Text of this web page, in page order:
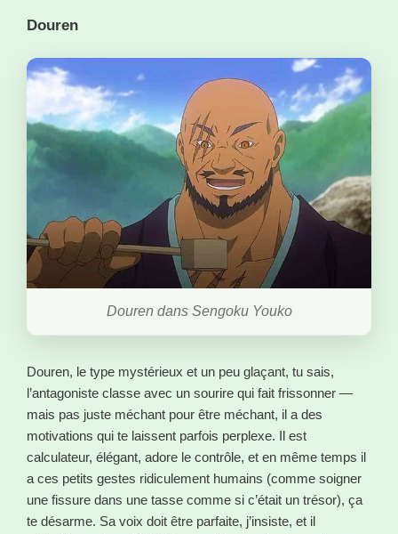
Douren
Douren dans Sengoku Youko
Douren, le type mystérieux et un peu glaçant, tu sais,
l’antagoniste classe avec un sourire qui fait frissonner —
mais pas juste méchant pour être méchant, il a des
motivations qui te laissent parfois perplexe. Il est
calculateur, élégant, adore le contrôle, et en même temps il
a ces petits gestes ridiculement humains (comme soigner
une fissure dans une tasse comme si c’était un trésor), ça
te désarme. Sa voix doit être parfaite, j’insiste, et il